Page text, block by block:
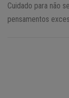
Cuidado para não
pensamentos